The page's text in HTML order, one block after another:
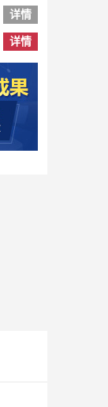
详情
详情
详情